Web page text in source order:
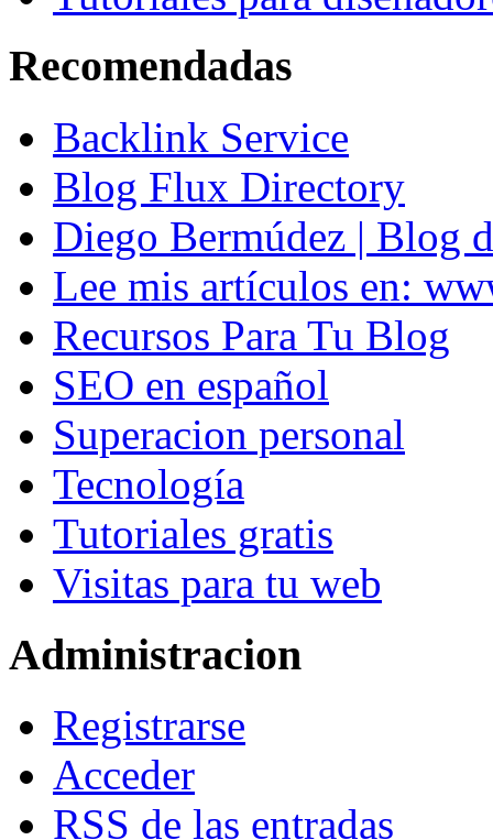
Recomendadas
Backlink Service
Blog Flux Directory
Diego Bermúdez | Blog
Lee mis artículos en:
Recursos Para Tu Blog
SEO en español
Superacion personal
Tecnología
Tutoriales gratis
Visitas para tu web
Administracion
Registrarse
Acceder
RSS de las entradas